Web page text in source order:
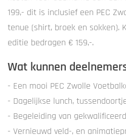
199,- dit is inclusief een PEC
tenue (shirt, broek en sokken).
editie bedragen € 159,-.
Wat kunnen
- Een mooi PEC Zwolle
- Dagelijkse lunch,
- Begeleiding van
- Vernieuwd veld-, en